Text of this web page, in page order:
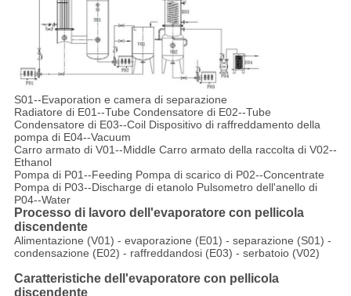
S01--Evaporation e camera di separazione
Radiatore di E01--Tube Condensatore di E02--Tube
Condensatore di E03--Coil Dispositivo di raffreddamento della
pompa di E04--Vacuum
Carro armato di V01--Middle Carro armato della raccolta di V02--
Ethanol
Pompa di P01--Feeding Pompa di scarico di P02--Concentrate
Pompa di P03--Discharge di etanolo Pulsometro dell'anello di
P04--Water
Processo di lavoro dell'evaporatore con pellicola
discendente
Alimentazione (V01) - evaporazione (E01) - separazione (S01) -
condensazione (E02) - raffreddandosi (E03) - serbatoio (V02)
Caratteristiche dell'evaporatore con pellicola
discendente